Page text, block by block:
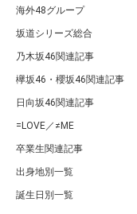
海外48グループ
坂道シリーズ総合
乃木坂46関連記事
欅坂46・櫻坂46関連記事
日向坂46関連記事
=LOVE／≠ME
卒業生関連記事
出身地別一覧
誕生日別一覧